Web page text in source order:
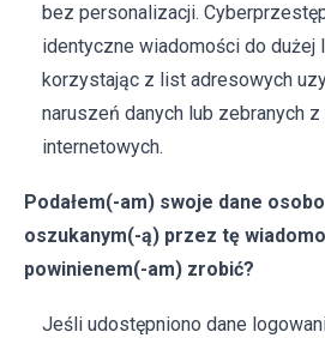
bez personalizacji.
identyczne wiadomości do dużej
korzystając z list adresowych
naruszeń danych lub zebranych
internetowych.
Podałem(-am) swoje dane
oszukanym(-ą) przez tę
powinienem(-am) zrobić?
Jeśli udostępniono dane